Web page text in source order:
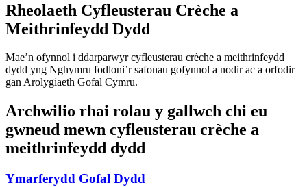
Rheolaeth Cyfleusterau Crèche a
Meithrinfeydd Dydd
Mae’n ofynnol i ddarparwyr cyfleusterau crèche a meithrinfeydd
dydd yng Nghymru fodloni’r safonau gofynnol a nodir ac a orfodir
gan Arolygiaeth Gofal Cymru.
Archwilio rhai rolau y gallwch chi eu
gwneud mewn cyfleusterau crèche a
meithrinfeydd dydd
Ymarferydd Gofal Dydd